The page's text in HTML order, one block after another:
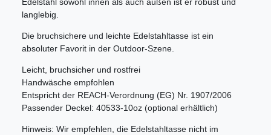
langlebig.
Die bruchsichere und leichte Edelstahltasse ist ein
absoluter Favorit in der Outdoor-Szene.
Leicht, bruchsicher und rostfrei
Handwäsche empfohlen
Entspricht der REACH-Verordnung (EG) Nr. 1907/2006
Passender Deckel: 40533-10oz (optional erhältlich)
Hinweis: Wir empfehlen, die Edelstahltasse nicht im